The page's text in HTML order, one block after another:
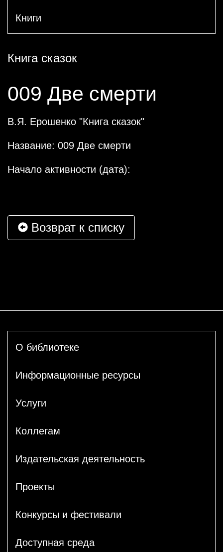
Книги
Книга сказок
009 Две смерти
В.Я. Ерошенко "Книга сказок"
Название: 009 Две смерти
Начало активности (дата):
Возврат к списку
О библиотеке
Информационные ресурсы
Услуги
Коллегам
Издательская деятельность
Проекты
Конкурсы и фестивали
Доступная среда